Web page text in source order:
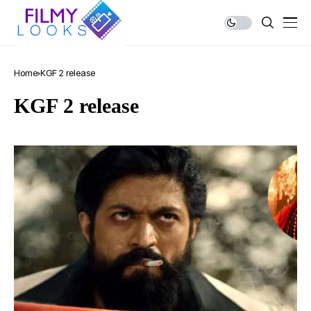
Home KGF 2 release
KGF 2 release